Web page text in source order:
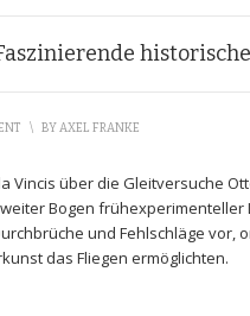
\ BYAXEL FRANKE
Vincis über die Gleitversuche
Bogen
und ​Fehlschläge vor,
das‍ Fliegen ermöglichten.